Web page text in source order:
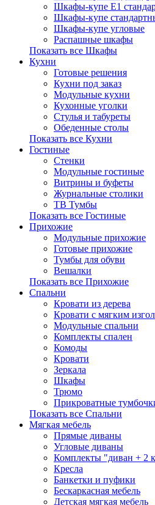
Шкафы-купе Е1
Шкафы-купе
Шкафы-купе угловые
Распашные шкафы
Показать все Шкафы
Кухни
Готовые решения
Кухни под заказ
Модульные кухни
Кухонные уголки
Стулья и табуреты
Обеденные столы
Показать все Кухни
Гостиные
Стенки
Модульные гостиные
Витрины и буфеты
Журнальные столики
ТВ Тумбы
Показать все Гостиные
Прихожие
Модульные прихожие
Готовые прихожие
Тумбы для обуви
Вешалки
Показать все Прихожие
Спальни
Кровати из дерева
Кровати с мягким
Модульные спальни
Комплекты спален
Комоды
Кровати
Зеркала
Шкафы
Трюмо
Прикроватные
Показать все Спальни
Мягкая мебель
Прямые диваны
Угловые диваны
Комплекты "диван + 2
Кресла
Банкетки и пуфики
Бескаркасная мебель
Детская мягкая мебель